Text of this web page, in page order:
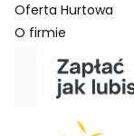
Oferta Hurtowa
O firmie